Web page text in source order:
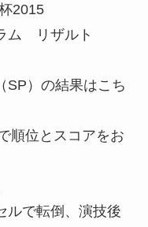
2015
ム リザルト
SP）の結果はこち
順位とスコアをお
ルで転倒、演技後